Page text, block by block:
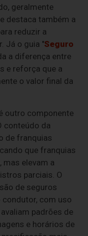
geralmente
destaca também a
reduzir a
Já o guia "Seguro
a diferença entre
e reforça que a
o valor final da
outro componente
conteúdo da
de franquias
que franquias
elevam a
parciais. O
de seguros
com uso
padrões de
e horários de